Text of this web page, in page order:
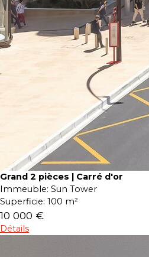
Grand 2 pièces | Carré d'or
Immeuble: Sun Tower
Superficie: 100 m²
10 000 €
Détails